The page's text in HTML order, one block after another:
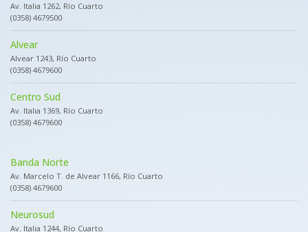
Av. Italia 1262, Río Cuarto
(0358) 4679500
Alvear
Alvear 1243, Río Cuarto
(0358) 4679600
Centro Sud
Av. Italia 1369, Río Cuarto
(0358) 4679600
Banda Norte
Av. Marcelo T. de Alvear 1166, Río Cuarto
(0358) 4679600
Neurosud
Av. Italia 1244, Río Cuarto